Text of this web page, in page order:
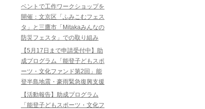
ベントで工作ワークショップを
開催：文京区「ふみこむフェス
タ」と三鷹市「Mitakaみんなの
防災フェスタ」での取り組み
【5月17日まで申請受付中】助
成プログラム「能登子どもスポ
ーツ・文化ファンド第2回」能
登半島地震・豪雨緊急復興支援
【活動報告】助成プログラム
「能登子どもスポーツ・文化フ